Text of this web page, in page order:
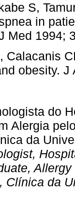
S,
in
Med 1994;
Calacanis
obesity.
do
Alergia
da
Clínica da